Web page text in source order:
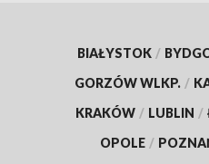
BIAŁYSTOK /
GORZÓW WLKP. /
KRAKÓW / LUBLIN /
OPOLE /